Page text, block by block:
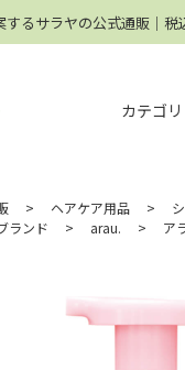
するサラヤの公式通販│税
カテゴリ
> ヘアケア用品 >
ランド > arau. > ア